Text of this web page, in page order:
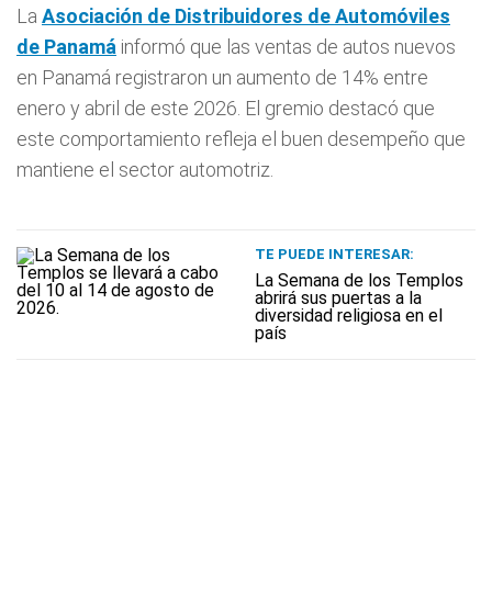
La Asociación de Distribuidores de Automóviles
de Panamá informó que las ventas de autos nuevos
en Panamá registraron un aumento de 14% entre
enero y abril de este 2026. El gremio destacó que
este comportamiento refleja el buen desempeño que
mantiene el sector automotriz.
TE PUEDE INTERESAR:
La Semana de los Templos
abrirá sus puertas a la
diversidad religiosa en el
país